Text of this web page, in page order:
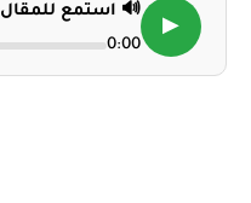
▶
🔊 استمع للمقال
0:00